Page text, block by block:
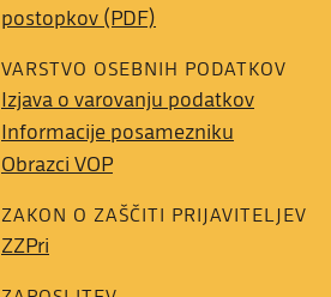
postopkov (PDF)
VARSTVO OSEBNIH PODATKOV
Izjava o varovanju podatkov
Informacije posamezniku
Obrazci VOP
ZAKON O ZAŠČITI PRIJAVITELJEV
ZZPri